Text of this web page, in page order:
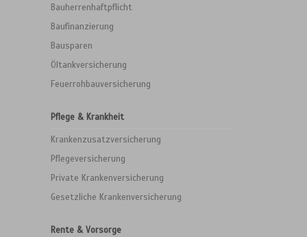
Bauherrenhaftpflicht
Baufinanzierung
Bausparen
Öltankversicherung
Feuerrohbauversicherung
Pflege & Krankheit
Krankenzusatzversicherung
Pflegeversicherung
Private Krankenversicherung
Gesetzliche Krankenversicherung
Rente & Vorsorge